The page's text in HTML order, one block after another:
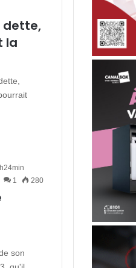
dette,
la
1
280
son